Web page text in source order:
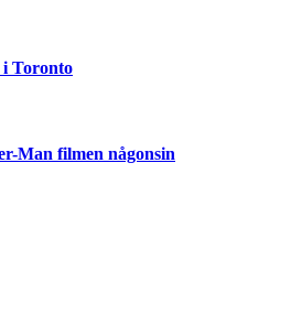
i Toronto
Man filmen någonsin